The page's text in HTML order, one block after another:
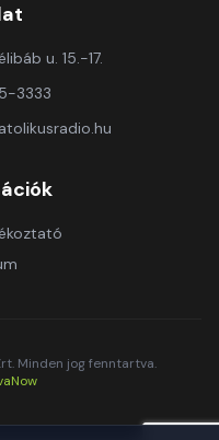
u. 15.-17.
3333
Minden jog fenntartva.